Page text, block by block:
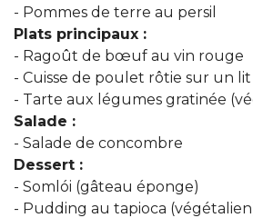
- Pommes de terre au persil
Plats principaux :
- Ragoût de bœuf au vin rouge
- Cuisse de poulet rôtie sur un
- Tarte aux légumes gratinée
Salade :
- Salade de concombre
Dessert :
- Somlói (gâteau éponge)
- Pudding au tapioca